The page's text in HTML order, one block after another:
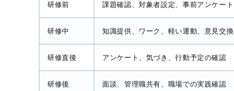
研修前 課題確認、対象者設定、事前アンケート
研修中 知識提供、ワーク、軽い運動、意見交換
研修直後 アンケート、気づき、行動予定の確認
研修後 面談、管理職共有、職場での実践確認